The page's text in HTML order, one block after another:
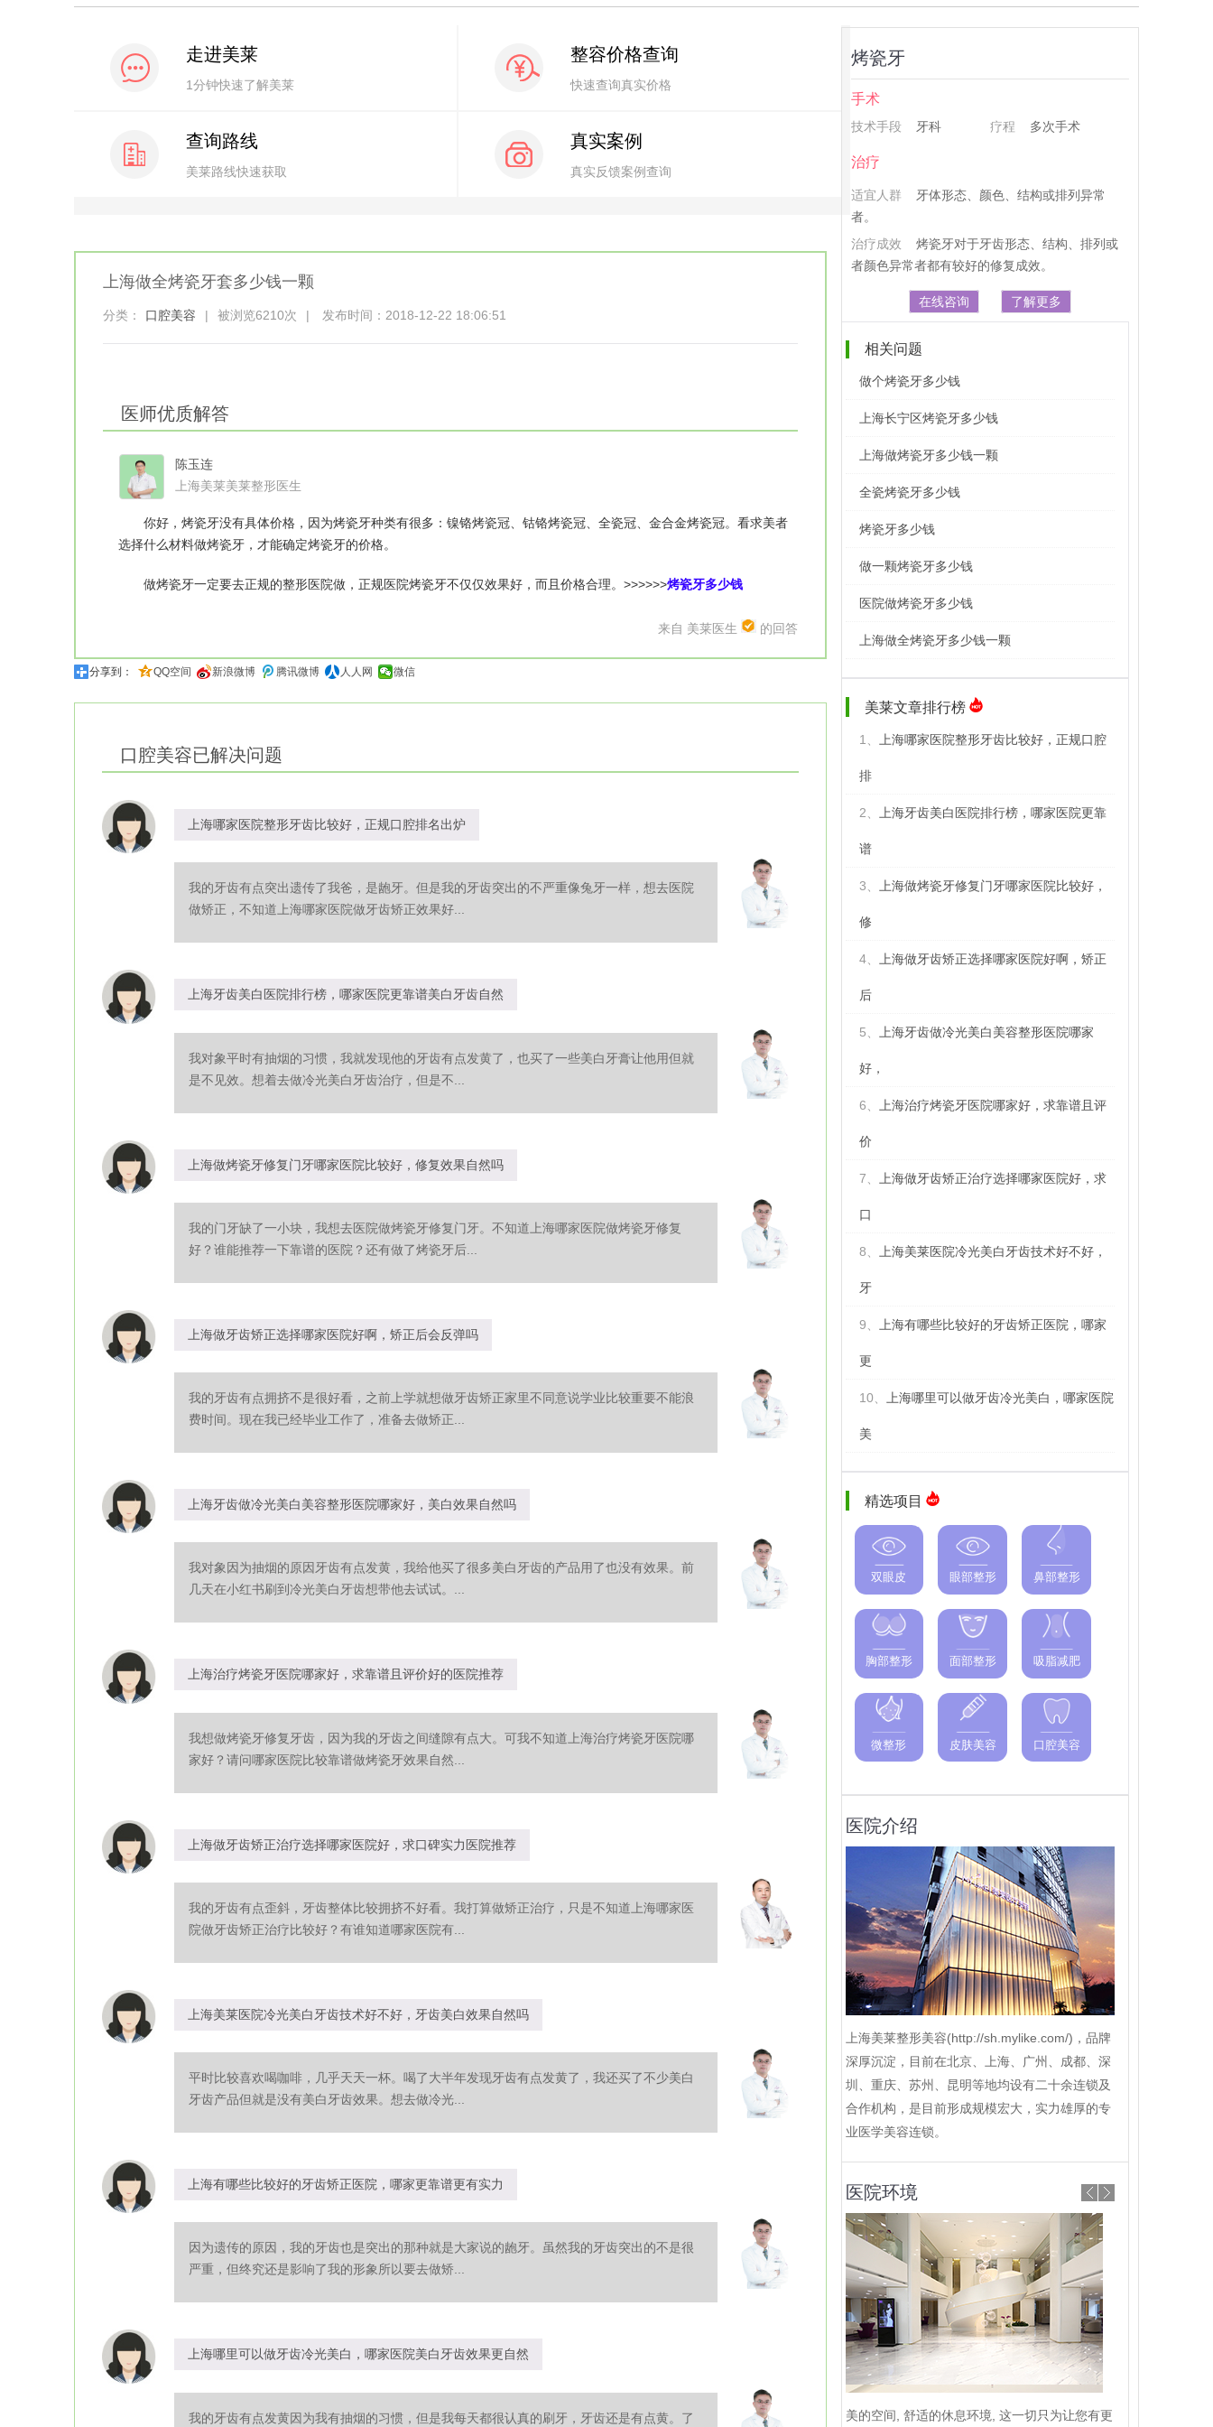
走进美莱
1分钟快速了解美莱
整容价格查询
快速查询真实价格
查询路线
美莱路线快速获取
真实案例
真实反馈案例查询
上海做全烤瓷牙套多少钱一颗
分类： 口腔美容 | 被浏览6210次 | 发布时间：2018-12-22 18:06:51
医师优质解答
陈玉连
上海美莱美莱整形医生
你好，烤瓷牙没有具体价格，因为烤瓷牙种类有很多：镍铬烤瓷冠、钴铬烤瓷冠、全瓷冠、金合金烤瓷冠。看求美者
选择什么材料做烤瓷牙，才能确定烤瓷牙的价格。
做烤瓷牙一定要去正规的整形医院做，正规医院烤瓷牙不仅仅效果好，而且价格合理。>>>>>>烤瓷牙多少钱
来自 美莱医生 的回答
分享到： QQ空间 新浪微博 腾讯微博 人人网 微信
口腔美容已解决问题
上海哪家医院整形牙齿比较好，正规口腔排名出炉
我的牙齿有点突出遗传了我爸，是龅牙。但是我的牙齿突出的不严重像兔牙一样，想去医院
做矫正，不知道上海哪家医院做牙齿矫正效果好...
上海牙齿美白医院排行榜，哪家医院更靠谱美白牙齿自然
我对象平时有抽烟的习惯，我就发现他的牙齿有点发黄了，也买了一些美白牙膏让他用但就
是不见效。想着去做冷光美白牙齿治疗，但是不...
上海做烤瓷牙修复门牙哪家医院比较好，修复效果自然吗
我的门牙缺了一小块，我想去医院做烤瓷牙修复门牙。不知道上海哪家医院做烤瓷牙修复
好？谁能推荐一下靠谱的医院？还有做了烤瓷牙后...
上海做牙齿矫正选择哪家医院好啊，矫正后会反弹吗
我的牙齿有点拥挤不是很好看，之前上学就想做牙齿矫正家里不同意说学业比较重要不能浪
费时间。现在我已经毕业工作了，准备去做矫正...
上海牙齿做冷光美白美容整形医院哪家好，美白效果自然吗
我对象因为抽烟的原因牙齿有点发黄，我给他买了很多美白牙齿的产品用了也没有效果。前
几天在小红书刷到冷光美白牙齿想带他去试试。...
上海治疗烤瓷牙医院哪家好，求靠谱且评价好的医院推荐
我想做烤瓷牙修复牙齿，因为我的牙齿之间缝隙有点大。可我不知道上海治疗烤瓷牙医院哪
家好？请问哪家医院比较靠谱做烤瓷牙效果自然...
上海做牙齿矫正治疗选择哪家医院好，求口碑实力医院推荐
我的牙齿有点歪斜，牙齿整体比较拥挤不好看。我打算做矫正治疗，只是不知道上海哪家医
院做牙齿矫正治疗比较好？有谁知道哪家医院有...
上海美莱医院冷光美白牙齿技术好不好，牙齿美白效果自然吗
平时比较喜欢喝咖啡，几乎天天一杯。喝了大半年发现牙齿有点发黄了，我还买了不少美白
牙齿产品但就是没有美白牙齿效果。想去做冷光...
上海有哪些比较好的牙齿矫正医院，哪家更靠谱更有实力
因为遗传的原因，我的牙齿也是突出的那种就是大家说的龅牙。虽然我的牙齿突出的不是很
严重，但终究还是影响了我的形象所以要去做矫...
上海哪里可以做牙齿冷光美白，哪家医院美白牙齿效果更自然
我的牙齿有点发黄因为我有抽烟的习惯，但是我每天都很认真的刷牙，牙齿还是有点黄。了
烤瓷牙
手术
技术手段 牙科 疗程 多次手术
治疗
适宜人群
牙体形态、颜色、结构或排列异常
者。
治疗成效
烤瓷牙对于牙齿形态、结构、排列或
者颜色异常者都有较好的修复成效。
在线咨询 了解更多
相关问题
做个烤瓷牙多少钱
上海长宁区烤瓷牙多少钱
上海做烤瓷牙多少钱一颗
全瓷烤瓷牙多少钱
烤瓷牙多少钱
做一颗烤瓷牙多少钱
医院做烤瓷牙多少钱
上海做全烤瓷牙多少钱一颗
美莱文章排行榜
1、 上海哪家医院整形牙齿比较好，正规口腔
排
2、 上海牙齿美白医院排行榜，哪家医院更靠
谱
3、 上海做烤瓷牙修复门牙哪家医院比较好，
修
4、 上海做牙齿矫正选择哪家医院好啊，矫正
后
5、 上海牙齿做冷光美白美容整形医院哪家
好，
6、 上海治疗烤瓷牙医院哪家好，求靠谱且评
价
7、 上海做牙齿矫正治疗选择哪家医院好，求
口
8、 上海美莱医院冷光美白牙齿技术好不好，
牙
9、 上海有哪些比较好的牙齿矫正医院，哪家
更
10、 上海哪里可以做牙齿冷光美白，哪家医院
美
精选项目
双眼皮 眼部整形 鼻部整形
胸部整形 面部整形 吸脂减肥
微整形 皮肤美容 口腔美容
医院介绍
上海美莱整形美容(http://sh.mylike.com/)，品牌
深厚沉淀，目前在北京、上海、广州、成都、深
圳、重庆、苏州、昆明等地均设有二十余连锁及
合作机构，是目前形成规模宏大，实力雄厚的专
业医学美容连锁。
医院环境
美的空间, 舒适的休息环境, 这一切只为让您有更